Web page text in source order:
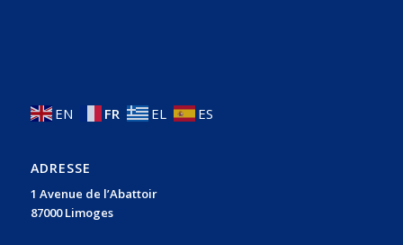
EN FR EL ES
ADRESSE
1 Avenue de l’Abattoir
87000 Limoges